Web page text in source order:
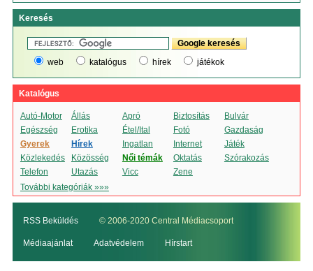
Keresés
web katalógus hírek játékok
Katalógus
Autó-Motor Állás Apró Biztosítás
Bulvár
Egészség
Erotika Étel/Ital Fotó
Gazdaság
Gyerek
Hírek Ingatlan Internet
Játék
Közlekedés
Közösség Női témák Oktatás
Szórakozás
Telefon
Utazás Vicc
Zene
További kategóriák »»»
RSS Beküldés © 2006-2020 Central Médiacsoport
Médiaajánlat Adatvédelem Hírstart